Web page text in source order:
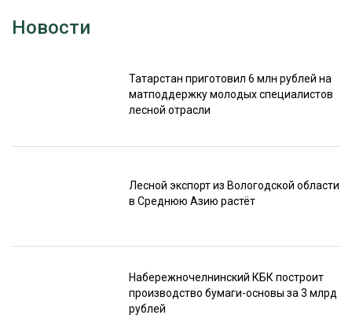
Новости
Татарстан приготовил 6 млн рублей на
матподдержку молодых специалистов
лесной отрасли
Лесной экспорт из Вологодской области
в Среднюю Азию растёт
Набережночелнинский КБК построит
производство бумаги-основы за 3 млрд
рублей